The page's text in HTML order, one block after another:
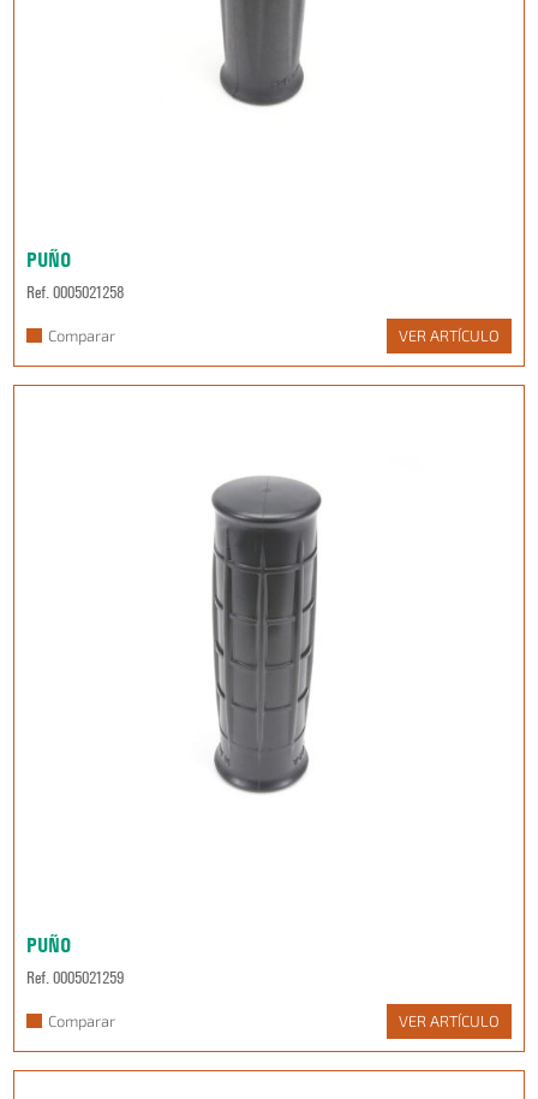
PUÑO
Ref. 0005021258
Comparar VER ARTÍCULO
PUÑO
Ref. 0005021259
Comparar VER ARTÍCULO